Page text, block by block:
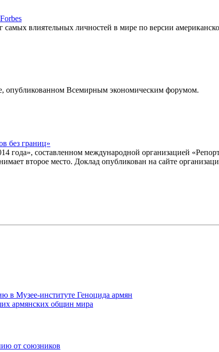
влиятельных личностей в мире по версии
опубликованном Всемирным экономическим форумом.
без границ»
года», составленном международной организацией
второе место. Доклад опубликован на сайте
в Музее-институте Геноцида армян
армянских общин мира
от союзников